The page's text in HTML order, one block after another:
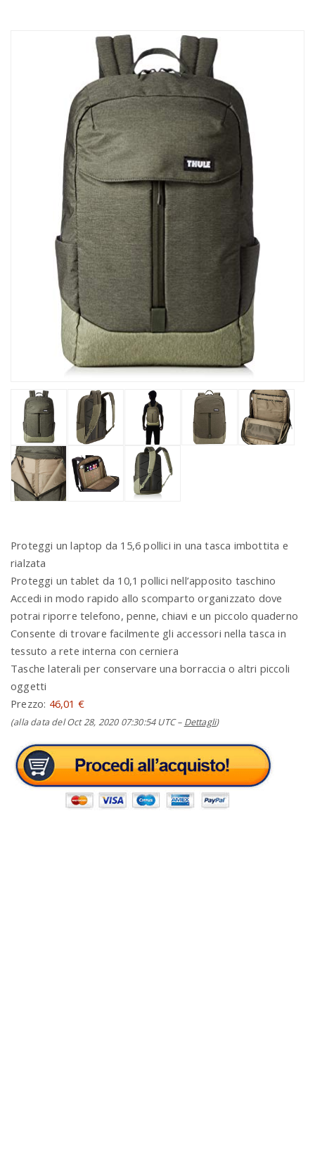
Proteggi un laptop da 15,6 pollici in una tasca imbottita e
rialzata
Proteggi un tablet da 10,1 pollici nell’apposito taschino
Accedi in modo rapido allo scomparto organizzato dove
potrai riporre telefono, penne, chiavi e un piccolo quaderno
Consente di trovare facilmente gli accessori nella tasca in
tessuto a rete interna con cerniera
Tasche laterali per conservare una borraccia o altri piccoli
oggetti
Prezzo: 46,01 €
(alla data del Oct 28, 2020 07:30:54 UTC – Dettagli)